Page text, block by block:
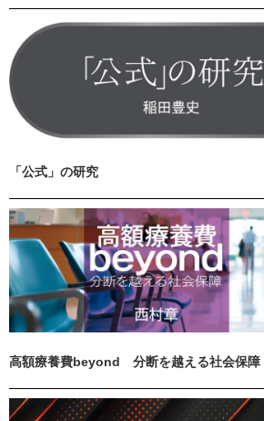
「公式」の研究
高額療養費beyond 分断を越える社会保障